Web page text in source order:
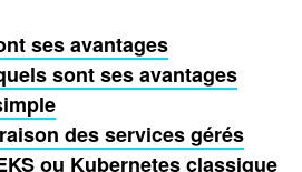
ses avantages
sont ses avantages
des services gérés
ou Kubernetes classique